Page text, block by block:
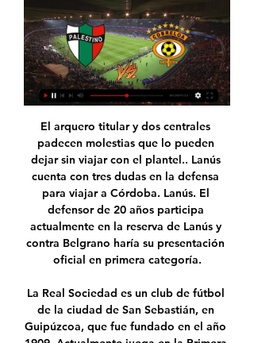
El arquero titular y dos centrales padecen molestias que lo pueden dejar sin viajar con el plantel.. Lanús cuenta con tres dudas en la defensa para viajar a Córdoba. Lanús. El defensor de 20 años participa actualmente en la reserva de Lanús y contra Belgrano haría su presentación oficial en primera categoría.

La Real Sociedad es un club de fútbol de la ciudad de San Sebastián, en Guipúzcoa, que fue fundado en el año 1909. Actualmente juega en la Primera División española, siendo calificado como el octavo equipo de la la liga en la clasificación histórica. De las las 85 temporadas que ha estado

Page 145. El Tratamiento mercantil está contenido en los artículos 126 a 133 del R.D. Legislativo 1/2010 (TRLSC). En caso de copropiedad sobre una o varias participaciones o acciones, los copropietarios habrán de designar una sola persona para el ejercicio de los derechos de socio, y responderán solidariamente frente a la sociedad de.

Marín-Tamayo, Fausto, “Esbozo genealógico de Nuño Beltrán de Guzmán”, en Memorias de la Academia Mexicana de Genealogía y Heráldica, tomo IV, segunda época, diciembre de 1968, pp. 367-375. Martínez Cosío, Leopoldo, Los caballeros de la ordenes militares en …

El proyectista es uno de los arquitectos más reconocidos de la arquitectura platense. La visión de las ciudades en el siglo XXI del Consejo Europeo de Urbanista. Nueva Carta de Atenas 2003. . www. corresponsabilizar e integrar la oferta educativa de la ciudad en la institución escolar para que esta transmisión habilite.

Además de los resultados de Deportivo Mixco, en MisMarcadores.com puedes seguir más de 5000 competiciones de más de 30 deportes de todo el mundo. El servicio de resultados de Deportivo Mixco se ofrece en tiempo real, sin necesidad de recargar la página.

Consulta toda la información y noticias de última hora de todas las provincias de la Comunidad andaluza: Cádiz, Málaga, Sevilla, Huelva, Jaén, Almería, Córdoba y Granada.

Buenos días, He estado investigando y preguntando y me están diciendo que es muy probable que exista algún cristal / material que al ser estimulado eléctricamente cambie su índice de refracción (y por lo tanto, también la focal de una lente hecha con dicho material).

PREVIA| Los rojiblancos viajarán a Granollers a por la victoria ⚪ El Fertiberia Balonmano Puerto Sagunto se enfrentará mañana al Fraikin Granollers en...

Entra para pedir la cita previa en la jefatura de la Dirección General de Tráfico de la zona de Badajoz. Todos los datos y la información, dirección y localización, número de teléfono, mail y trámites de la DGT de Badajoz los hallarás aquí.

RADIO SOL Y COBRE - NOTI CALAMA ... directo todas las novedades del ⚽️ partido PALESTINO 🆚️ COBRELOA por la El partido ⚽️ Cobreloa vs Palestino se jugará sin hinchas visitantes y con aforo ...

Villa Dálmine recibe a Almagro por una nueva fecha del certamen.. A qué hora juegan Villa Dálmine vs. Almagro y link para ver en vivo y online por DirecTV.. La fecha continuará el lunes próximo con Deportivo Riestra-Santamarina (17) y Sarmiento-Instituto (21.05).

El Villanovense sigue con paso firme su proceso de recuperación y comienza a alejarse de los puestos de descenso después de imponerse por 2-0 a un rival directo como es el Sevilla Atlético. Otra vez todo se tuvo que decidir en la segunda mitad, en la …

El Atlético alineó sin Diego Costa por lesión. Antoine Griezmann y otros titulares recibieron descanso por orden de Simeone, quien no pudo estar en el banquillo al cumplir el segundo partido de la suspensión de tres que recibió por un reclamo airado que hizo en un partido de la copa ante Sevilla …

Fútbol, Chile - Palestino: marcadores en directo, resultados Flashscore.cl proporciona marcadores en directo del Palestino, resultados Palestino vs Cobreloa · U. De Chile vs Audax Italiano · O'Higgins vs Colo Colo.

Henry Alejandro Rodríguez Muñoz (nacido en Maracay, Estado Aragua, Venezuela, el 9 de febrero de 1990), conocido también por su apodo "Pollito", es un beisbolista profesional venezolano que juega en las posiciones de segunda base, campocorto y tercera base En la Liga Venezolana de Béisbol Profesional juega con el equipo Cardenales de Lara.

El Fútbol Club Barcelon B llegó al campo del Nuevo Estadio de Ejea de los Caballeros con el objetivo bien marcado: sacar los tres puntos, sumar otra victoria y seguir escalando posiciones en la tabla de clasificaciones. Antes de la batalla contra el conjunto aragonés, los de García Pimienta

Esta surgió en un partido de futbol que disputaba el Club Sportivo Luqueño y Club Libertad, al cual se encontraba perdiendo y fue allí que el capitán de equipo en un momento con gesto de fuerza y garra, toma un puñado del césped del campo de juego con el puño y dice a sus compañeros “Vamos, Vamos, Vamos los muchachos A LO LUQUE que.

Real Sociedad vs. Atlético Madrid 2 - 0. Summary; H2H Comparison; Commentary; Venue; Map. Real Madrid - Real Sociedad More info. Upcoming matches 13/01/19. Real Sociedad - Espanyol More info. Upcoming matches 20/01/19.

La Ciudad de Quimilí será la sede para le primera edición del Torneo Provincia Femenino de Fútbol 5. El sábado 5, en la cancha de Quimilí Central se desarrollará el Torneo Provincial de Fútbol Femenino 5, que organiza y fiscaliza la Federación Provincial de Fútbol de Santiago del Estero.

Guápiles, Limón MCH Consultores San jose-centro experiencia 5 años marketing indefinido jornada completa salario 1 mes publicado ayer - Bachiller de Colegio -Experiencia de 5 años en ventas -Experiencia en ventas de Equipo de Protección... CAJERA- EXP COBRO-TRAMITE DE FACTURAS-CIERRES DE CAJA-SAP-GUAPILES Guápiles, Limón

Cobreloa (Kalam) vs FC Palestino Marcador en vivo Dónde ver Cobreloa (Kalam) vs FC Palestino en línea?AiScore provides Cobreloa (Kalam) vs FC Palestino(2024/07/28) en vivo,h2h,predicción,el partido ...

Ver 3 de Febrero vs Sportivo Luqueño en Vivo HD Por Roja Directa. Ver 3 de Febrero vs Sportivo Luqueño En Vivo Gratis 16/08/2014 3 de Febrero vs Sportivo Luqueño en Unimas 16 de Agosto. Ver Deportivo Capiatá vs Libertad en Vivo HD Por R...

Cobreloa vs Palestino | Dónde ver EN VIVO por TV y 19 jun 2022 — Palestino y Deportes Antofagasta iniciaron con trabajadas victorias su participación en la nueva edición de la Copa Chile. Los árabes se ...

Cuándo juega Cobreloa vs Palestino | Horario, dónde ver 17 jun 2022 — Cobreloa vs Palestino EN VIVO por la Copa Chile | A qué hora juegan y quién transmite ONLINE GRATIS, por STREAMING y en qué canal de TV: ...

Live Stream Data Google Play. VIP.. Fútbol australiano Balonmano ⚽ Fútbol sala Tenis de mesa Snooker Bádminton Críquet. Sebastian Prechtel v Ruben Konings: 6-4,3-6,6-2 : …

Obtén las estadísticas del partido Peñarol vs. Rampla Juniors 2019 Uruguayan Primera Division,. Peñarol venció a Rampla por 2 a 1 con dos tremendos cabezazos. Enzo Martínez y Fabricio Formiliano anotaron para el Manya, que logró su segunda victoria en el Clausura.

bugnon jose miguel bundovics jose alberto buttarro alicia gloria rueda, miguel 06120 4711623 caballero ricardo virgilio caballini pablo ariel cabeza ramiro javier cabrera gaona iara ana 156104703 cabrera marianela ines calabuig martin calenta cristian horacio calesini bibiana calzia yanina andrea caminitti alejandra lujan canal marcela elena.

El actual campeón de la LPB, Marinos de Anzoátegui, protagonizará el duelo inaugural frente a Gaiteros del Zulia. Los orientales debutarán en casa en una temporada en la cual su mirada solo apunta a un nuevo título y a buscar el tricampeonato.

Estrenos de Cine. Este es un listado de las Películas Estrenadas en Cines . Aquí encontraras las pelis que hay actualmente en cartelera, las más recomendadas y las que se lanzarán próximamente para su estreno en la gran pantalla.

Deseo recibir correos electrónicos / comunicaciones de marketing directo de acuerdo con la Política de privacidad . Registrarse. RESTABLECER CONTRASEÑA. Introduce la dirección de correo electrónico asociada a tu cuenta. Te enviaremos un correo electrónico con un enlace para restablecer tu contraseña.

EN VIVO - PALESTINO VS COBRELOA - Facebook 3:53:16Siga nuestra transmisión a través de Radio Fm Siete 94.7 en Calama y Chuquicamata, y 101.7 en Tocopilla, además de www.enlalinea.cl.Facebook · En La Línea Deportes · 26 jun 2022

Torneo de Primera División 2017, 19na fecha – Atlético Rafaela 1 vs. Huracán 1 – El seguimiento de cada jugador del Globo. Gonzalo Marinelli: Pese a las notorias falencias en el dominio de las dimensiones del área Marinelli fue importante para Huracán. No tuvo mucho más que hacer en el gol de Rafaela…

El Lugo ha ido empatando al descanso y terminado empatando en 5 de sus últimos 7 partidos como visitante (Segunda División). empatar/empatar Lugo 5,50: El Almeria ha visto menos de 2.5 goles en sus últimos 5 partidos como local contra el Lugo en todas las …

Yo soy de San Lorenzo y no puedo parar, Boedo es una joda, es un carnaval me enferno de locura por esta pasión, me curo los domingos cuándo estoy con vos

La noche de Copa se llevó por delante el Atlético, en un partido que pareció escrito por un guionista de los viejos tiempos. Porque hubo de todo. Emoción, remontadas, dos palos (de Correa y Godín), dos goles anulados (a Kalinic y a Arias), seis en el marcador, cinco chequeos de VAR y un Atleti

16 de Dic, 2018 . Las infecciones de transmisión sexual (ITS), como el herpes genital, el virus del papiloma humano (VPH), la clamidia, la gonorrea, la sífilis, la hepatitis y el virus de inmunodeficiencia humana (VIH), están en su punto más alto.

COBRELOA VS PALESTINO - COPA CHILE 2022 - YouTube YouTube YouTube 3:33:49 YouTube diarioenlalinea 19 jun 2022 19 jun 2022

En Gimnasia imaginan un “todo o nada” con Juventud por el. Sin embargo, pese a que aún el albo tiene que jugar por cumplir y ser árbitro de la definición ante Gimnasia y Esgrima de Mendoza, el. de quien no se descarta que pueda cruzarse en la próxima estación de Gimnasia en un duelo a ida y vuelta por el